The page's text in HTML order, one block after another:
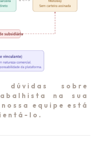
dúvidas sobre
na sua
equipe está
lo.